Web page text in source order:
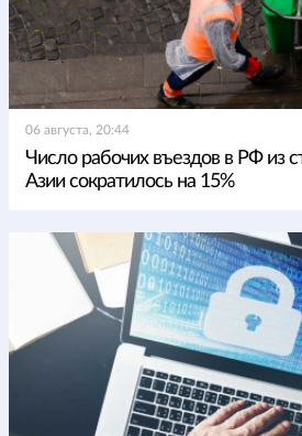
06 августа, 20:44
Число рабочих въездов в РФ из
Азии сократилось на 15%